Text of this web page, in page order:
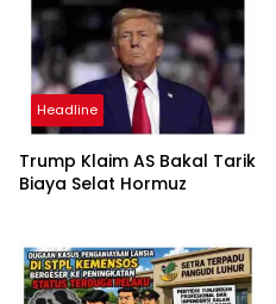
Headline
Trump Klaim AS Bakal Tarik
Biaya Selat Hormuz